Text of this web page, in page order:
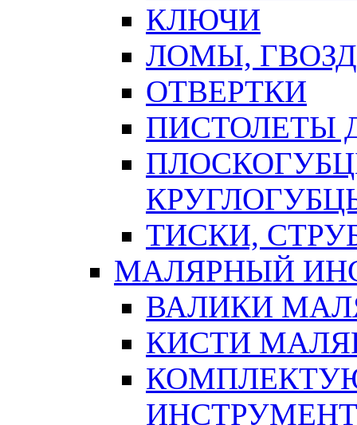
КЛЮЧИ
ЛОМЫ,
ОТВЕРТКИ
ПИСТОЛЕТЫ
ТИСКИ,
МАЛЯРНЫЙ
ВАЛИКИ
КИСТИ